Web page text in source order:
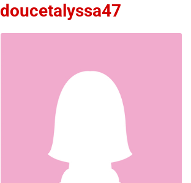
doucetalyssa47